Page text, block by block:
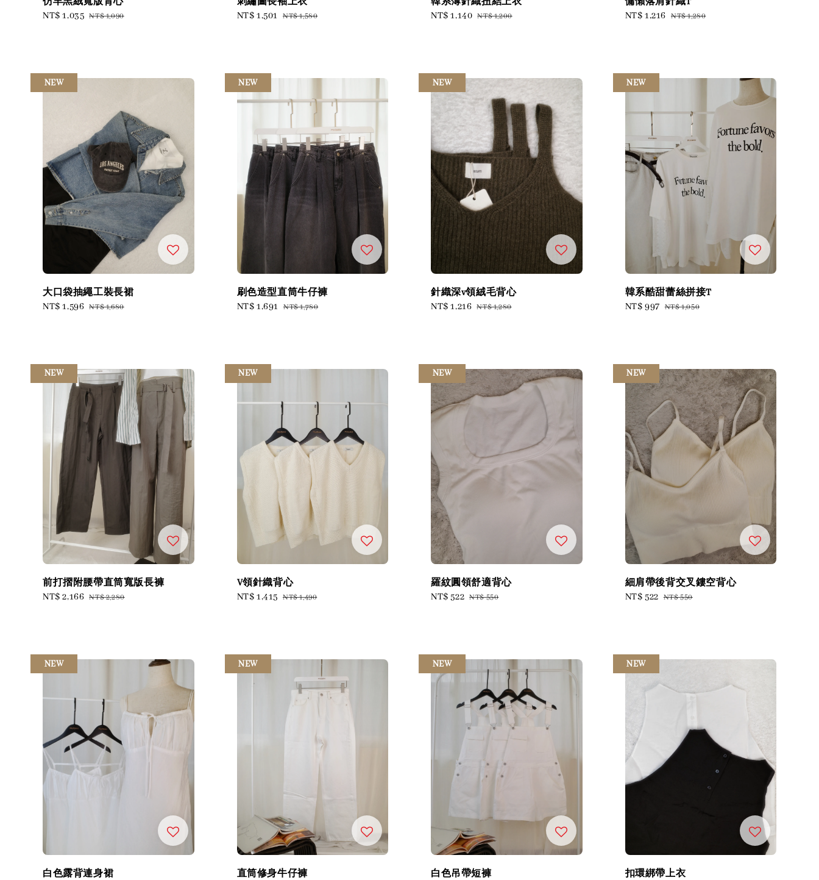
Sale
NT$ 1,035 Regular
NT$ 1,090
Sale
NT$ 1,501 Regular
NT$ 1,580
Sale
NT$ 1,140 Regular
NT$ 1,200
Sale
NT$ 1,216 Regular
NT$ 1,280
NEW
大口袋抽繩工裝長裙
Sale
NT$ 1,596 Regular
NT$ 1,680
NEW
刷色造型直筒牛仔褲
Sale
NT$ 1,691 Regular
NT$ 1,780
NEW
針織深v領絨毛背心
Sale
NT$ 1,216 Regular
NT$ 1,280
NEW
韓系酷甜蕾絲拼接T
Sale
NT$ 997 Regular
NT$ 1,050
NEW
前打摺附腰帶直筒寬版長褲
Sale
NT$ 2,166 Regular
NT$ 2,280
NEW
V領針織背心
Sale
NT$ 1,415 Regular
NT$ 1,490
NEW
羅紋圓領舒適背心
Sale
NT$ 522 Regular
NT$ 550
NEW
細肩帶後背交叉鏤空背心
Sale
NT$ 522 Regular
NT$ 550
NEW
白色露背連身裙
NEW
直筒修身牛仔褲
NEW
白色吊帶短褲
NEW
扣環綁帶上衣